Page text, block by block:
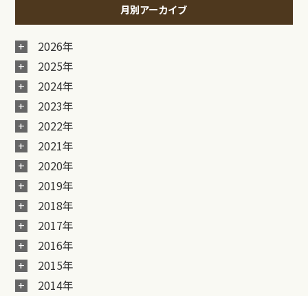
月別アーカイブ
2026年
2025年
2024年
2023年
2022年
2021年
2020年
2019年
2018年
2017年
2016年
2015年
2014年